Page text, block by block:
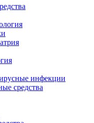
инфекции
средства